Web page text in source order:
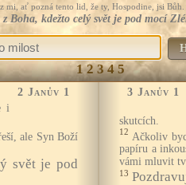
mi, ať pozná tento lid, že ty, Hospodine, jsi Bůh.
z Boha, kdežto celý svět je pod mocí
1 2 3 4 5
2 Janův 1
i
ale Syn Boží
svět je pod
3 Janův 1
skutcích.
12 Ačkoliv
papíru a
vámi mluvit
13